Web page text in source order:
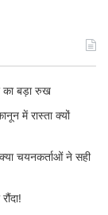
बड़ा रुख
में रास्ता क्यों
चयनकर्ताओं ने सही